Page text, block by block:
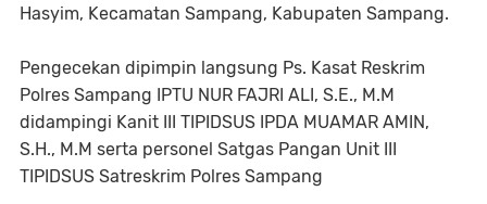
Hasyim, Kecamatan Sampang, Kabupaten Sampang.
Pengecekan dipimpin langsung Ps. Kasat Reskrim
Polres Sampang IPTU NUR FAJRI ALI, S.E., M.M
didampingi Kanit III TIPIDSUS IPDA MUAMAR AMIN,
S.H., M.M serta personel Satgas Pangan Unit III
TIPIDSUS Satreskrim Polres Sampang